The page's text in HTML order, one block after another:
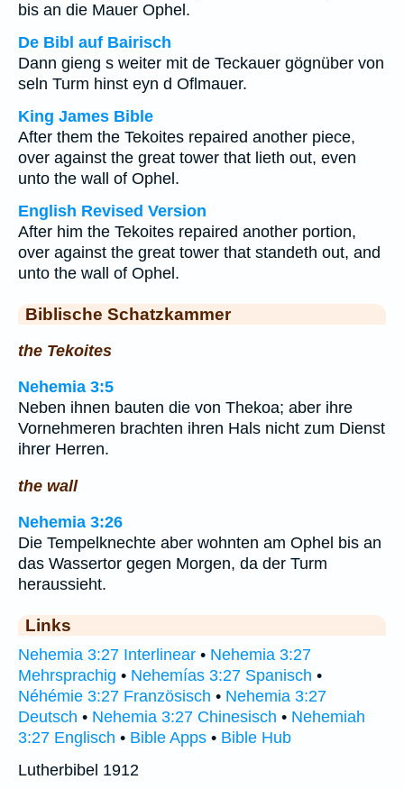
bis an die Mauer Ophel.
De Bibl auf Bairisch
Dann gieng s weiter mit de Teckauer gögnüber von
seln Turm hinst eyn d Oflmauer.
King James Bible
After them the Tekoites repaired another piece,
over against the great tower that lieth out, even
unto the wall of Ophel.
English Revised Version
After him the Tekoites repaired another portion,
over against the great tower that standeth out, and
unto the wall of Ophel.
Biblische Schatzkammer
the Tekoites
Nehemia 3:5
Neben ihnen bauten die von Thekoa; aber ihre
Vornehmeren brachten ihren Hals nicht zum Dienst
ihrer Herren.
the wall
Nehemia 3:26
Die Tempelknechte aber wohnten am Ophel bis an
das Wassertor gegen Morgen, da der Turm
heraussieht.
Links
Nehemia 3:27 Interlinear • Nehemia 3:27
Mehrsprachig • Nehemías 3:27 Spanisch •
Néhémie 3:27 Französisch • Nehemia 3:27
Deutsch • Nehemia 3:27 Chinesisch • Nehemiah
3:27 Englisch • Bible Apps • Bible Hub
Lutherbibel 1912